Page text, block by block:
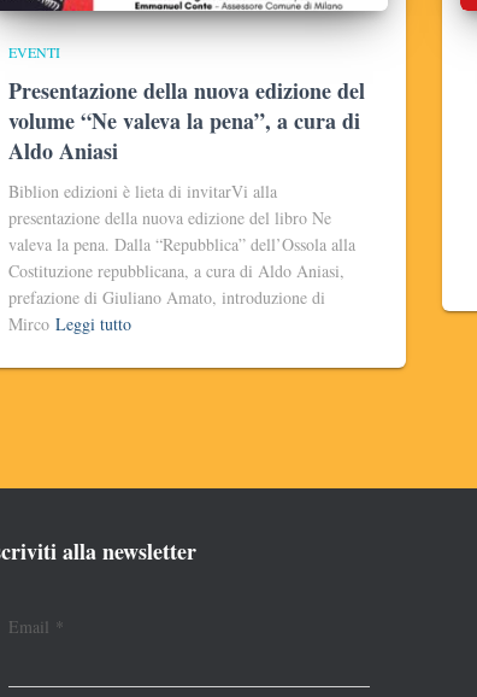
EVENTI
Presentazione della nuova edizione del
volume “Ne valeva la pena”, a cura di
Aldo Aniasi
Biblion edizioni è lieta di invitarVi alla
presentazione della nuova edizione del libro Ne
valeva la pena. Dalla “Repubblica” dell’Ossola alla
Costituzione repubblicana, a cura di Aldo Aniasi,
prefazione di Giuliano Amato, introduzione di
Mirco Leggi tutto
alla newsletter
Email *